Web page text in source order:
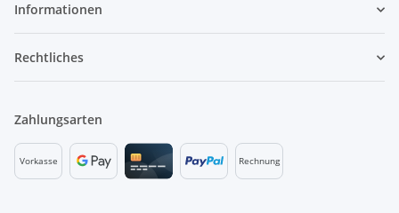
Informationen
Rechtliches
Zahlungsarten
Vorkasse Rechnung